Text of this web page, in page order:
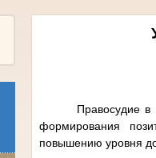
Правосудие в
формирования
повышению уровня